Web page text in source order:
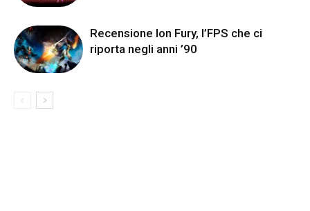
Recensione Ion Fury, l’FPS che ci
riporta negli anni ’90